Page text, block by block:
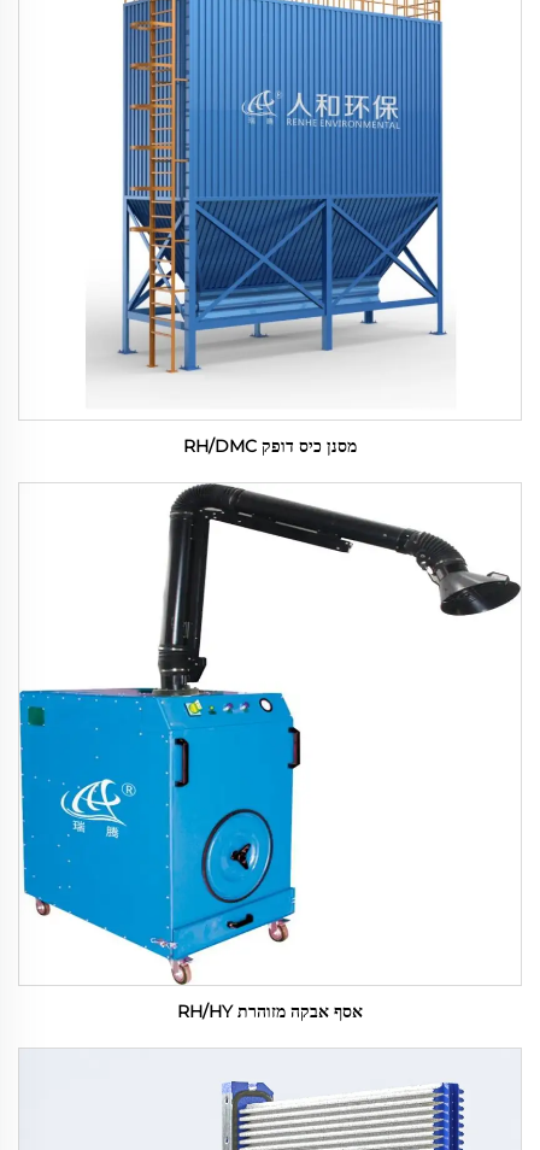
מסנן כיס דופק RH/DMC
אסף אבקה מזוהרת RH/HY